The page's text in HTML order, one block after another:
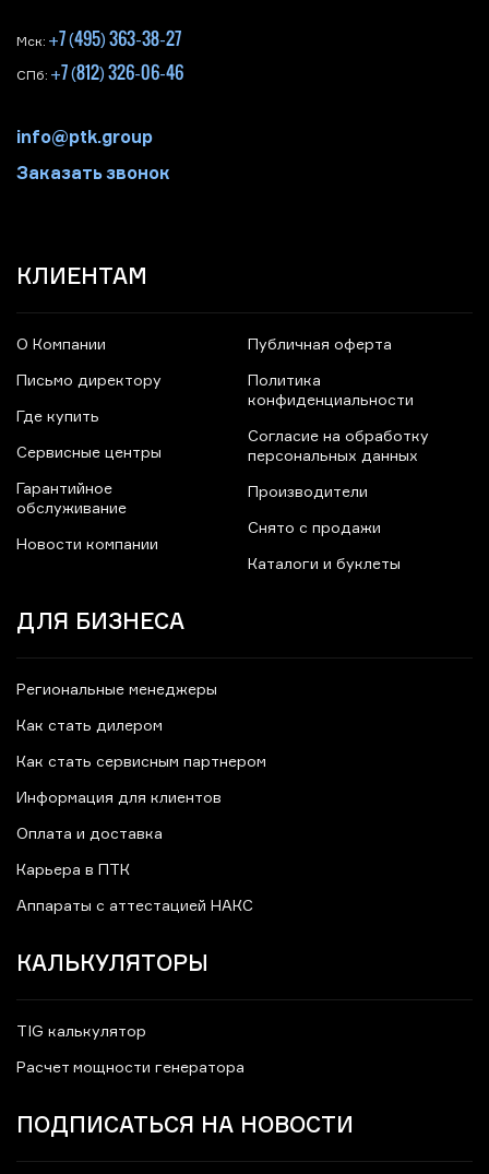
Мск: +7 (495) 363-38-27
СПб: +7 (812) 326-06-46
info@ptk.group
Заказать звонок
КЛИЕНТАМ
О Компании
Письмо директору
Где купить
Сервисные центры
Гарантийное
обслуживание
Новости компании
Публичная оферта
Политика
конфиденциальности
Согласие на обработку
персональных данных
Производители
Снято с продажи
Каталоги и буклеты
ДЛЯ БИЗНЕСА
Региональные менеджеры
Как стать дилером
Как стать сервисным партнером
Информация для клиентов
Оплата и доставка
Карьера в ПТК
Аппараты с аттестацией НАКС
КАЛЬКУЛЯТОРЫ
TIG калькулятор
Расчет мощности генератора
ПОДПИСАТЬСЯ НА НОВОСТИ